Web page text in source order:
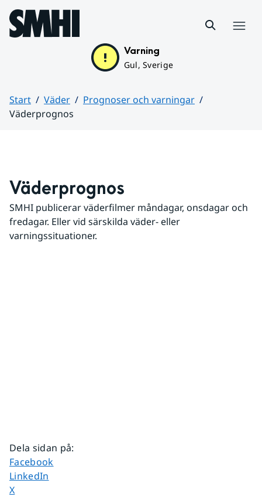
Hoppa till sidans innehåll
Varning
Gul, Sverige
Start Väder
Prognoser och varningar
Väderprognos
Väderprognos
SMHI publicerar väderfilmer måndagar, onsdagar och
fredagar. Eller vid särskilda väder- eller
varningssituationer.
Dela sidan på:
Dela sidan på
Facebook
Dela sidan på
LinkedIn
Dela sidan på
X